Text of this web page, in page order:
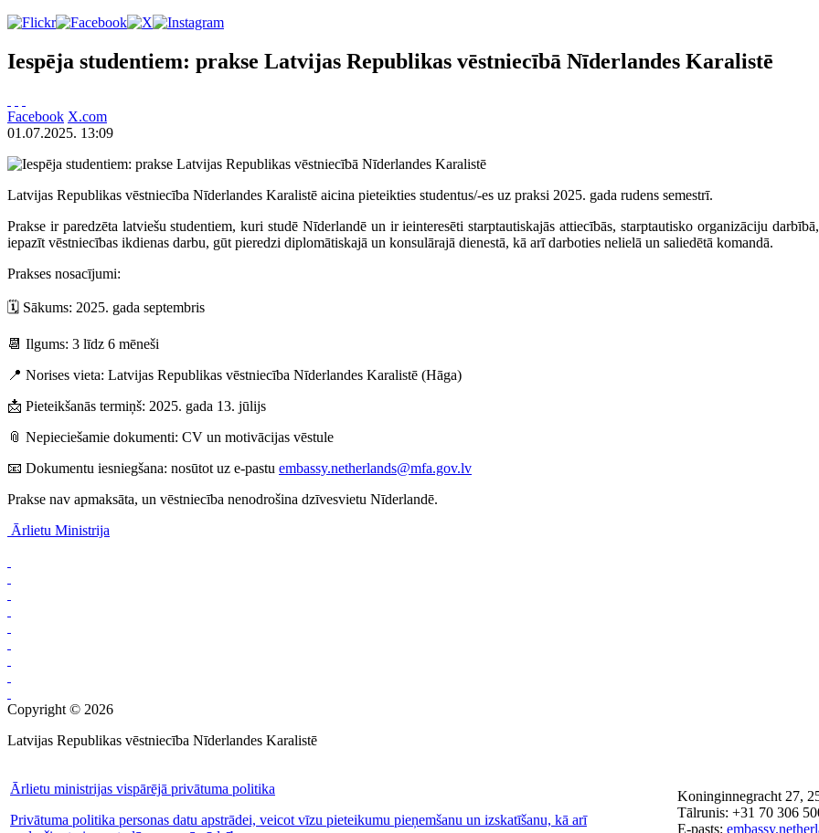
Iespēja studentiem: prakse Latvijas Republikas vēstniecībā Nīderlandes Karalistē
Facebook X.com
01.07.2025. 13:09
Latvijas Republikas vēstniecība Nīderlandes Karalistē aicina pieteikties studentus/-es uz praksi 2025. gada rudens semestrī.
Prakse ir paredzēta latviešu studentiem, kuri studē Nīderlandē un ir ieinteresēti starptautiskajās attiecībās, starptautisko organizāciju
iepazīt vēstniecības ikdienas darbu, gūt pieredzi diplomātiskajā un konsulārajā dienestā, kā arī darboties nelielā un saliedētā komandā.
Prakses nosacījumi:
🗓️ Sākums: 2025. gada septembris
📆 Ilgums: 3 līdz 6 mēneši
📍 Norises vieta: Latvijas Republikas vēstniecība Nīderlandes Karalistē (Hāga)
📩 Pieteikšanās termiņš: 2025. gada 13. jūlijs
📎 Nepieciešamie dokumenti: CV un motivācijas vēstule
📧 Dokumentu iesniegšana: nosūtot uz e-pastu embassy.netherlands@mfa.gov.lv
Prakse nav apmaksāta, un vēstniecība nenodrošina dzīvesvietu Nīderlandē.
Ārlietu Ministrija
Copyright © 2026
Latvijas Republikas vēstniecība Nīderlandes Karalistē
Ārlietu ministrijas vispārējā privātuma politika
Privātuma politika personas datu apstrādei, veicot vīzu pieteikumu pieņemšanu un izskatīšanu, kā arī
Koninginnegracht 27,
Tālrunis: +31 70 306
E-pasts: